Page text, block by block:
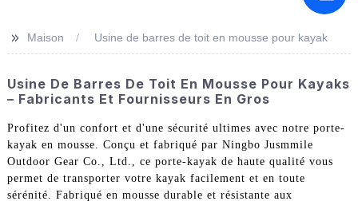
>> Maison Usine de barres de toit en mousse pour kayak
Usine De Barres De Toit En Mousse Pour Kayaks
– Fabricants Et Fournisseurs En Gros
Profitez d'un confort et d'une sécurité ultimes avec notre porte-
kayak en mousse. Conçu et fabriqué par Ningbo Jusmmile
Outdoor Gear Co., Ltd., ce porte-kayak de haute qualité vous
permet de transporter votre kayak facilement et en toute
sérénité. Fabriqué en mousse durable et résistante aux